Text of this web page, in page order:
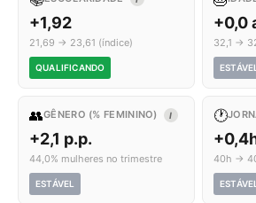
+1,92
21,69 → 23,61 (índice)
QUALIFICANDO
+0,0
32,1 →
ESTÁVEL
👥GÊNERO (% FEMININO) I
+2,1 p.p.
44,0% mulheres no trimestre
ESTÁVEL
🕐
40h →
ESTÁVEL